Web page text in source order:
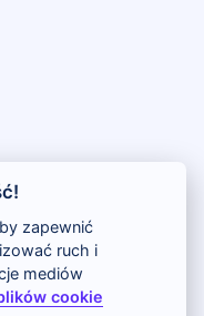
zapewnić
ruch i
mediów
cookie